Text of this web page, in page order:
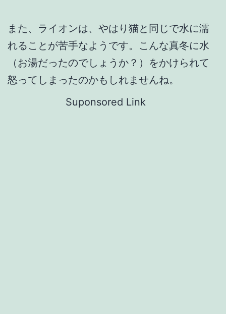
また、ライオンは、やはり猫と同じで水に濡
れることが苦手なようです。こんな真冬に水
（お湯だったのでしょうか？）をかけられて
怒ってしまったのかもしれませんね。
Suponsored Link